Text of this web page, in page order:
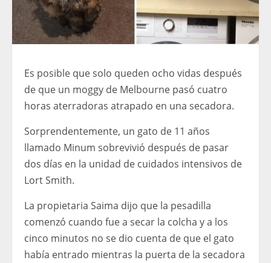
Es posible que solo queden ocho vidas después
de que un moggy de Melbourne pasó cuatro
horas aterradoras atrapado en una secadora.
Sorprendentemente, un gato de 11 años
llamado Minum sobrevivió después de pasar
dos días en la unidad de cuidados intensivos de
Lort Smith.
La propietaria Saima dijo que la pesadilla
comenzó cuando fue a secar la colcha y a los
cinco minutos no se dio cuenta de que el gato
había entrado mientras la puerta de la secadora